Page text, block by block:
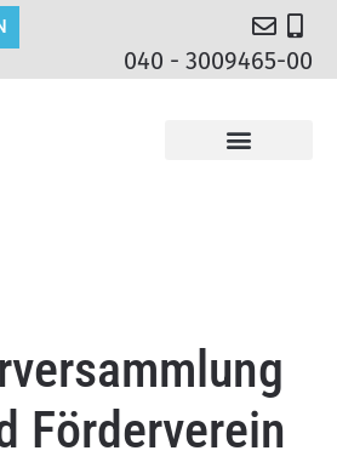
040 - 3009465-00
Förderverein